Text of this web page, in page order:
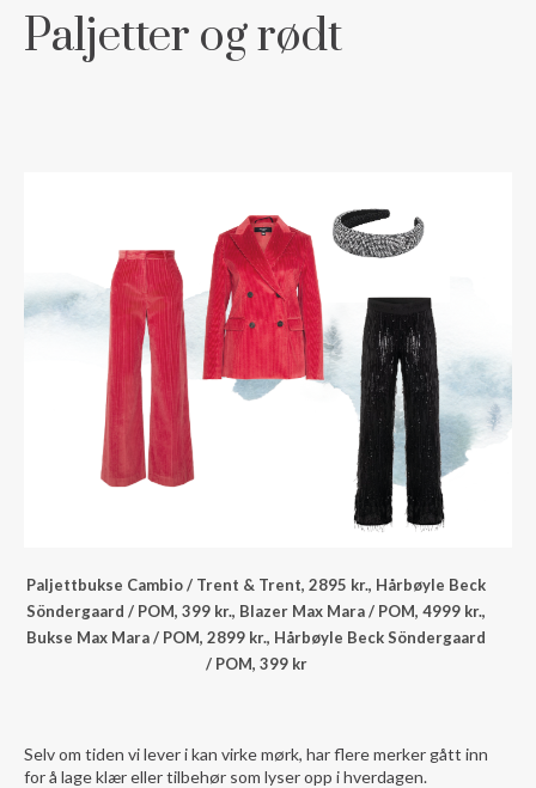
Paljetter og rødt
Paljettbukse Cambio / Trent & Trent, 2895 kr., Hårbøyle Beck
Söndergaard / POM, 399 kr., Blazer Max Mara / POM, 4999 kr.,
Bukse Max Mara / POM, 2899 kr., Hårbøyle Beck Söndergaard
/ POM, 399 kr
Selv om tiden vi lever i kan virke mørk, har flere merker gått inn
for å lage klær eller tilbehør som lyser opp i hverdagen.